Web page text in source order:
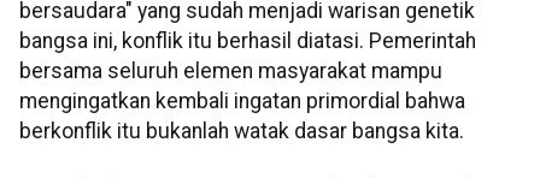
bersaudara" yang sudah menjadi warisan genetik
bangsa ini, konflik itu berhasil diatasi. Pemerintah
bersama seluruh elemen masyarakat mampu
mengingatkan kembali ingatan primordial bahwa
berkonflik itu bukanlah watak dasar bangsa kita.